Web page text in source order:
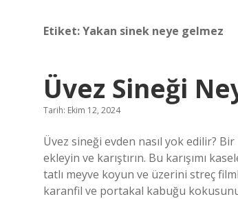
Etiket:Yakan sinek neye gelmez
Üvez Sineği
Tarih: Ekim 12, 2024
Üvez sineği evden nasıl yok edilir?
ekleyin ve karıştırın. Bu karışımı
tatlı meyve koyun ve üzerini streç
karanfil ve portakal kabuğu